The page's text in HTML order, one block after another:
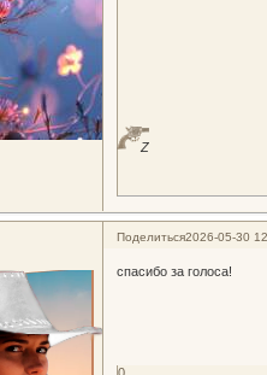
Z
Поделиться2026-05-30
спасибо за голоса!